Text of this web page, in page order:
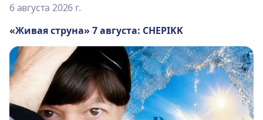
6 августа 2026 г.
«Живая струна» 7 августа: CHEPIKK